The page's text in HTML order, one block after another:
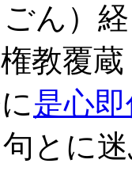
ごん）
教覆
是心
とに